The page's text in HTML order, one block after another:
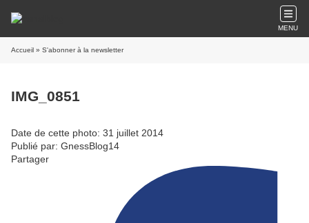
MENU
Accueil » S'abonner à la newsletter
IMG_0851
Date de cette photo: 31 juillet 2014
Publié par: GnessBlog14
Partager